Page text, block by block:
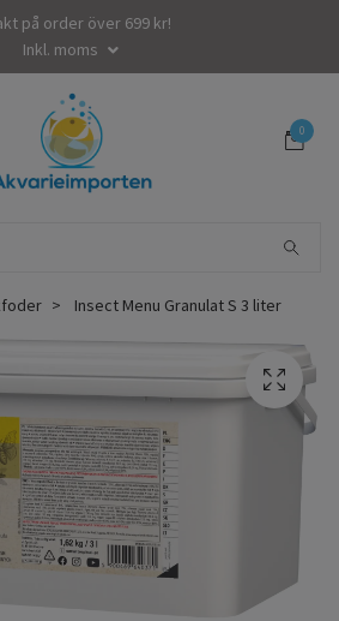
på order över 699 kr!
Inkl. moms
0
Insect Menu Granulat S 3 liter